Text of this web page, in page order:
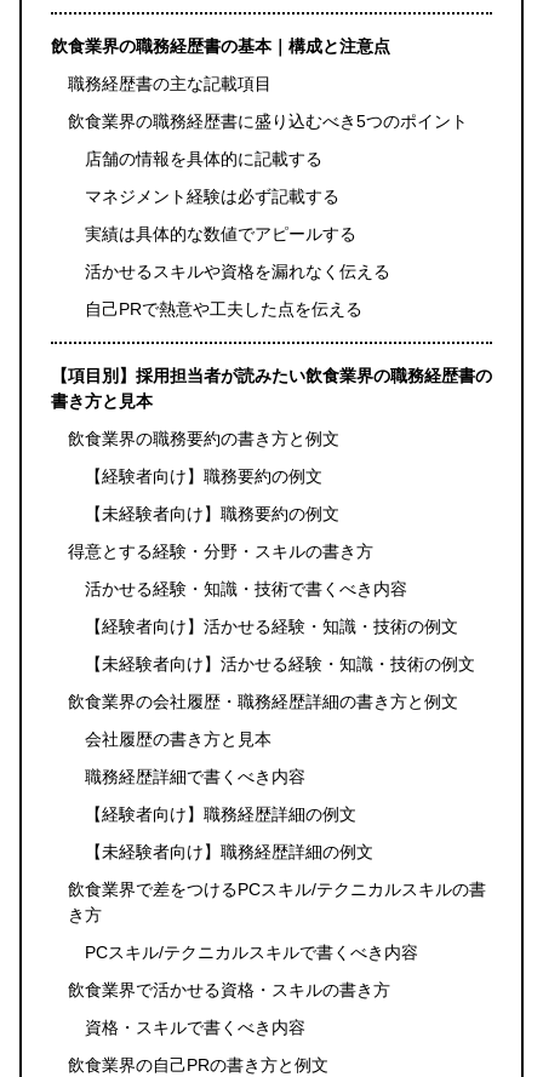
飲食業界の職務経歴書の基本｜構成と注意点
職務経歴書の主な記載項目
飲食業界の職務経歴書に盛り込むべき5つのポイント
店舗の情報を具体的に記載する
マネジメント経験は必ず記載する
実績は具体的な数値でアピールする
活かせるスキルや資格を漏れなく伝える
自己PRで熱意や工夫した点を伝える
【項目別】採用担当者が読みたい飲食業界の職務経歴書の
書き方と見本
飲食業界の職務要約の書き方と例文
【経験者向け】職務要約の例文
【未経験者向け】職務要約の例文
得意とする経験・分野・スキルの書き方
活かせる経験・知識・技術で書くべき内容
【経験者向け】活かせる経験・知識・技術の例文
【未経験者向け】活かせる経験・知識・技術の例文
飲食業界の会社履歴・職務経歴詳細の書き方と例文
会社履歴の書き方と見本
職務経歴詳細で書くべき内容
【経験者向け】職務経歴詳細の例文
【未経験者向け】職務経歴詳細の例文
飲食業界で差をつけるPCスキル/テクニカルスキルの書
き方
PCスキル/テクニカルスキルで書くべき内容
飲食業界で活かせる資格・スキルの書き方
資格・スキルで書くべき内容
飲食業界の自己PRの書き方と例文